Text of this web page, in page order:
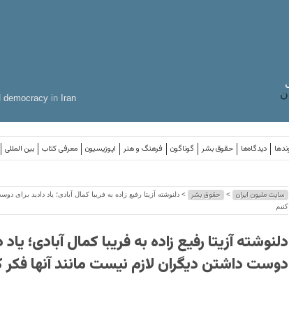
democracy in Iran
بین المللی معرفی کتاب اپوزیسیون فرهنگ و هنر گوناگون حقوق بشر دیدگاه‌ها
سایت ملیون ایران > حقوق بشر
> دلنوشته آزیتا رفیع زاده به فریبا کمال آبادی؛ یاد دادید برای
کنیم
دلنوشته آزیتا رفیع زاده به فریبا کمال آبادی؛ یاد
دوست داشتن دیگران لازم نیست مانند آنها فکر